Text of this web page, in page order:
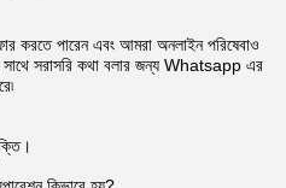
করতে পারেন এবং আমরা অনলাইন পরিষেবাও
সাথে সরাসরি কথা বলার জন্য Whatsapp এর